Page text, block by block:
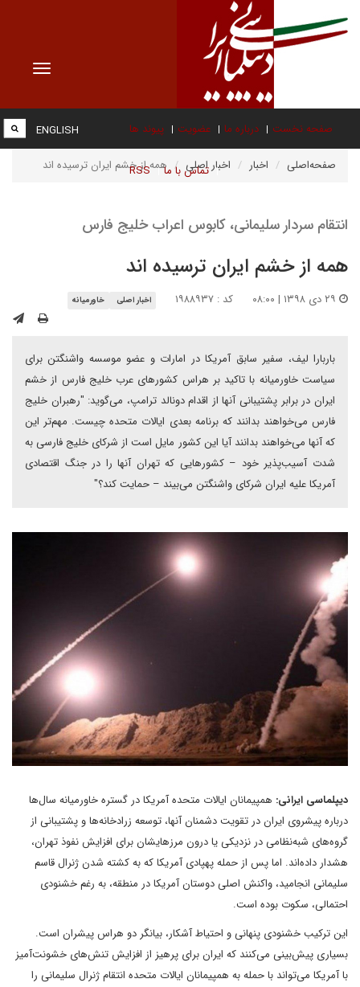
Toggle
صفحه نخست درباره ما عضویت پیوند ها
تماس با ما RSS
ENGLISH
صفحه‌اصلی اخبار اخبار اصلی همه از خشم ایران ترسیده اند
انتقام سردار سلیمانی، کابوس اعراب خلیج فارس
همه از خشم ایران ترسیده اند
کد : ۱۹۸۸۹۳۷ اخبار اصلی خاورمیانه
باربارا لیف، سفیر سابق آمریکا در امارات و عضو موسسه واشنگتن برای
سیاست خاورمیانه با تاکید بر هراس کشورهای عرب خلیج فارس از خشم
ایران در برابر پشتیبانی آنها از اقدام دونالد ترامپ، می‌گوید: "رهبران خلیج
فارس می‌خواهند بدانند که برنامه بعدی ایالات متحده چیست. مهم‌تر این
که آنها می‌‌خواهند بدانند آیا این کشور مایل است از شرکای خلیج‌ فارسی به
شدت آسیب‌پذیر خود – کشورهایی که تهران آنها را در جنگ اقتصادی
آمریکا علیه ایران شرکای واشنگتن می‌بیند – حمایت کند؟"
دیپلماسی ایرانی: همپیمانان ایالات متحده آمریکا در گستره خاورمیانه سال‌ها
درباره پیشروی ایران در تقویت دشمنان آنها، توسعه زرادخانه‌ها و پشتیبانی از
گروه‌های شبه‌نظامی در نزدیکی یا درون مرزهایشان برای افزایش نفوذ تهران،
هشدار داده‌اند. اما پس از حمله پهپادی آمریکا که به کشته شدن ژنرال قاسم
سلیمانی انجامید، واکنش اصلی دوستان آمریکا در منطقه، به رغم خشنودی
احتمالی، سکوت بوده است.
این ترکیب خشنودی پنهانی و احتیاط آشکار، بیانگر دو هراس پیشران است.
بسیاری پیش‌بینی ‌می‌کنند که ایران برای پرهیز از افزایش تنش‌های خشونت‌آمیز
با آمریکا می‌تواند با حمله به همپیمانان ایالات متحده انتقام ژنرال سلیمانی را